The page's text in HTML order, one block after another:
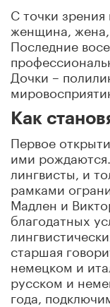
С точки
женщина,
Последние
Дочки –
Как
Первое
ими
лингвисты, и
рамками
Мадлен и
благодатных
старшая
немецком и
русском и
года,